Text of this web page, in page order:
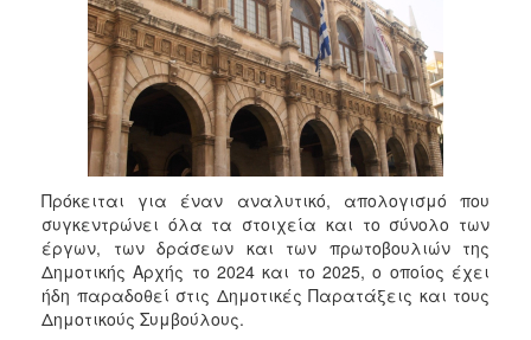
Πρόκειται για έναν αναλυτικό, απολογισμό που
συγκεντρώνει όλα τα στοιχεία και το σύνολο των
έργων, των δράσεων και των πρωτοβουλιών της
Δημοτικής Αρχής το 2024 και το 2025, ο οποίος έχει
ήδη παραδοθεί στις Δημοτικές Παρατάξεις και τους
Δημοτικούς Συμβούλους.